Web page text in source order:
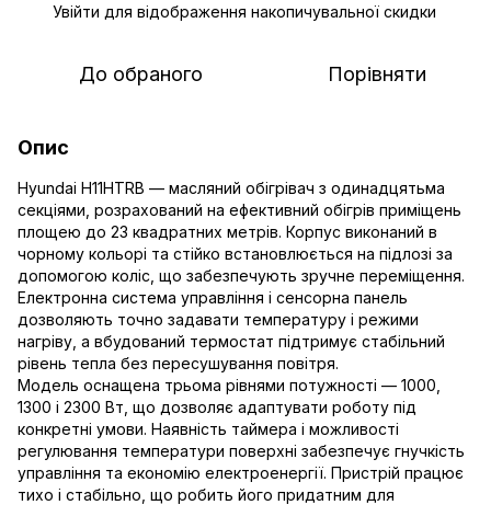
Увійти для відображення накопичувальної скидки
До обраного Порівняти
Опис
Hyundai H11HTRB — масляний обігрівач з одинадцятьма
секціями, розрахований на ефективний обігрів приміщень
площею до 23 квадратних метрів. Корпус виконаний в
чорному кольорі та стійко встановлюється на підлозі за
допомогою коліс, що забезпечують зручне переміщення.
Електронна система управління і сенсорна панель
дозволяють точно задавати температуру і режими
нагріву, а вбудований термостат підтримує стабільний
рівень тепла без пересушування повітря.
Модель оснащена трьома рівнями потужності — 1000,
1300 і 2300 Вт, що дозволяє адаптувати роботу під
конкретні умови. Наявність таймера і можливості
регулювання температури поверхні забезпечує гнучкість
управління та економію електроенергії. Пристрій працює
тихо і стабільно, що робить його придатним для